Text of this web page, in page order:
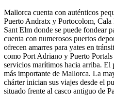
Mallorca cuenta con auténticos
Puerto Andratx y Portocolom,
Sant Elm donde se puede fondear
cuenta con numerosos puertos
ofrecen amarres para yates en
como Port Adriano y Puerto
servicios marítimos hacia arriba. El
más importante de Mallorca. La
chárter inician sus viajes desde el
situado frente al casco antiguo de